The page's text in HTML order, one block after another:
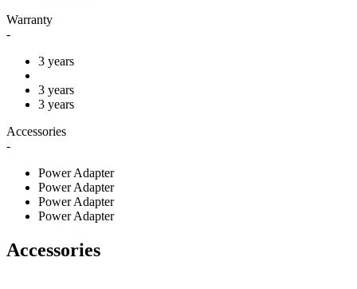
Warranty
-
3 years
3 years
3 years
Accessories
-
Power Adapter
Power Adapter
Power Adapter
Power Adapter
Accessories